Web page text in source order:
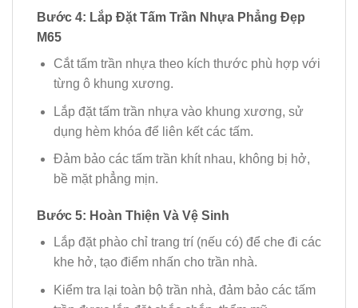
Bước 4: Lắp Đặt Tấm Trần Nhựa Phẳng Đẹp
M65
Cắt tấm trần nhựa theo kích thước phù hợp với
từng ô khung xương.
Lắp đặt tấm trần nhựa vào khung xương, sử
dụng hèm khóa để liên kết các tấm.
Đảm bảo các tấm trần khít nhau, không bị hở,
bề mặt phẳng mịn.
Bước 5: Hoàn Thiện Và Vệ Sinh
Lắp đặt phào chỉ trang trí (nếu có) để che đi các
khe hở, tạo điểm nhấn cho trần nhà.
Kiểm tra lại toàn bộ trần nhà, đảm bảo các tấm